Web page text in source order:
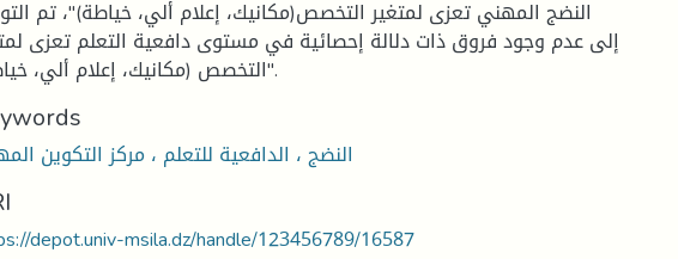
النضج المهني تعزى لمتغير التخصص(مكانيك، إعلام ألي، خياطة)"، تم
إلى عدم وجود فروق ذات دلالة إحصائية في مستوى دافعية التعلم تعزى
التخصص (مكانيك، إعلام ألي، خياطة)".
النضج ، الدافعية للتعلم ، مركز التكوين
depot.univ-msila.dz/handle/123456789/16587